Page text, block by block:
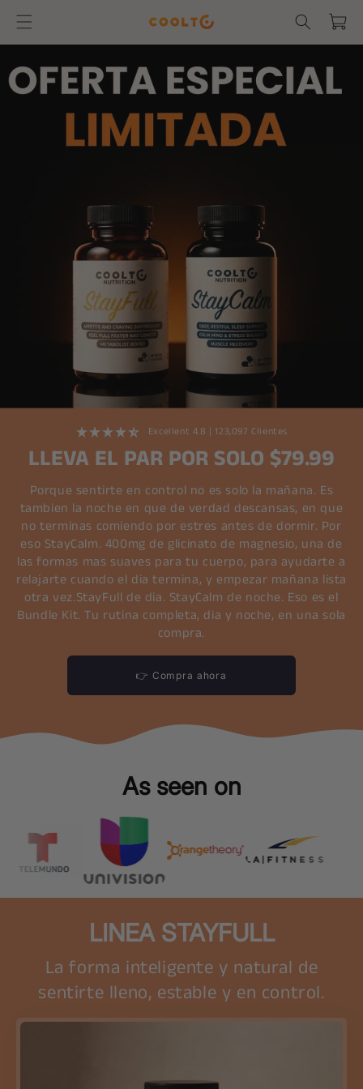
content
Cart
Excellent 4.8 | 123,097 Clientes
LLEVA EL PAR POR SOLO $79.99
Porque sentirte en control no es solo la mañana. Es
tambien la noche en que de verdad descansas, en que
no terminas comiendo por estres antes de dormir. Por
eso StayCalm. 400mg de glicinato de magnesio, una de
las formas mas suaves para tu cuerpo, para ayudarte a
relajarte cuando el dia termina, y empezar mañana lista
otra vez.StayFull de dia. StayCalm de noche. Eso es el
Bundle Kit. Tu rutina completa, dia y noche, en una sola
compra.
👉 Compra ahora
As seen on
LINEA STAYFULL
La forma inteligente y natural de
sentirte lleno, estable y en control.